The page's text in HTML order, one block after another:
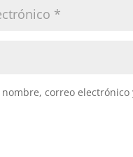
correo